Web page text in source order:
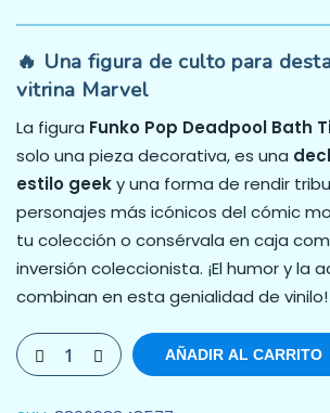
🔥 Una figura de culto para
vitrina Marvel
La figura Funko Pop Deadpool Bath
solo una pieza decorativa, es una
estilo geeky una forma de rendir
personajes más icónicos del cómic
tu colección o consérvala en caja
inversión coleccionista. ¡El humor y la
combinan en esta genialidad de vinilo!
AÑADIR AL CARRITO